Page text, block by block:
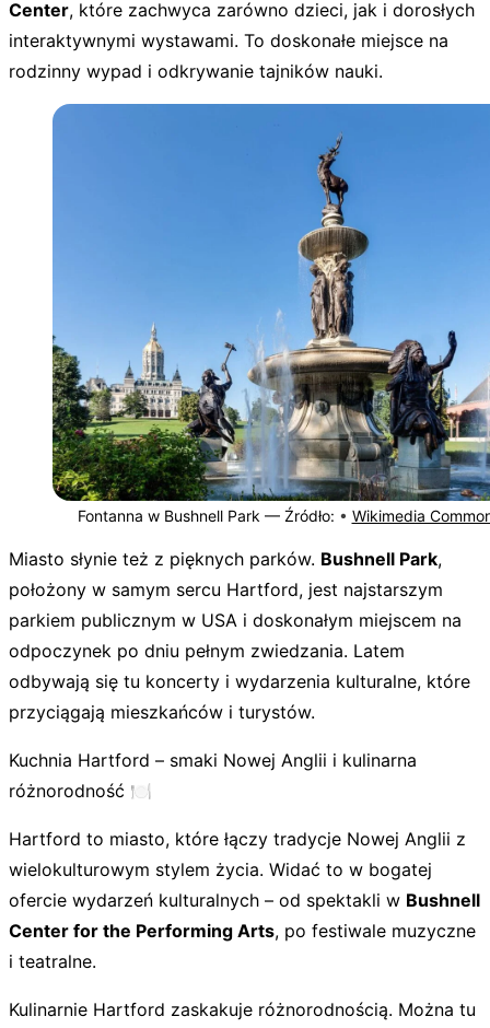
Center, które zachwyca zarówno dzieci, jak i dorosłych
interaktywnymi wystawami. To doskonałe miejsce na
rodzinny wypad i odkrywanie tajników nauki.
Fontanna w Bushnell Park — Źródło: • Wikimedia
Miasto słynie też z pięknych parków. Bushnell Park,
położony w samym sercu Hartford, jest najstarszym
parkiem publicznym w USA i doskonałym miejscem na
odpoczynek po dniu pełnym zwiedzania. Latem
odbywają się tu koncerty i wydarzenia kulturalne, które
przyciągają mieszkańców i turystów.
Kuchnia Hartford – smaki Nowej Anglii i kulinarna
różnorodność 🍽️
Hartford to miasto, które łączy tradycje Nowej Anglii z
wielokulturowym stylem życia. Widać to w bogatej
ofercie wydarzeń kulturalnych – od spektakli w Bushnell
Center for the Performing Arts, po festiwale muzyczne
i teatralne.
Kulinarnie Hartford zaskakuje różnorodnością. Można tu